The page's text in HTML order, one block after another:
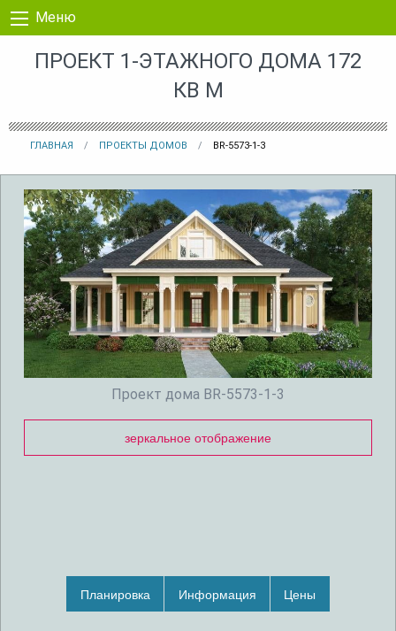
Перейти к контенту
Меню
ПРОЕКТ 1-ЭТАЖНОГО ДОМА 172
КВ М
ГЛАВНАЯ ПРОЕКТЫ ДОМОВ BR-5573-1-3
Проект дома BR-5573-1-3
зеркальное отображение
Планировка Информация Цены